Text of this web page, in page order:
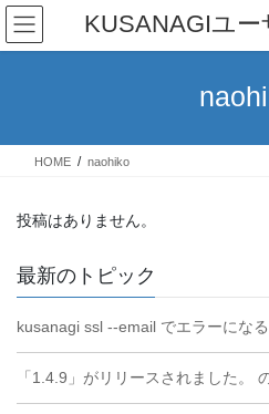
コ
ン
テ
ス
ナ
ビ
ゲ
ン
KUSANAGIユ
HOME naohiko
投稿はありません。
最新のトピック
kusanagi ssl --email でエラーになる
「1.4.9」がリリースされました。